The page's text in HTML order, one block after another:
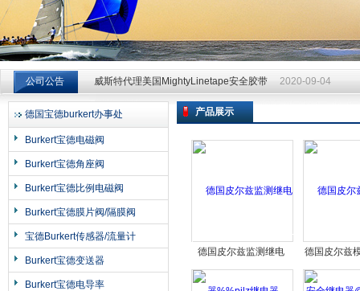
上海申思特自动化设备有限公司
公司公告
威斯特代理美国MightyLinetape安全胶带 2020-09-04
威斯特代理美国MightyLinetape安全胶带 2020-09-04
威斯特代理美国MightyLinetape安全胶带
德国宝德burkert办事处
Burkert宝德电磁阀
Burkert宝德角座阀
Burkert宝德比例电磁阀
Burkert宝德膜片阀/隔膜阀
宝德Burkert传感器/流量计
Burkert宝德变送器
Burkert宝德电导率
产品展示
德国皮尔兹监测继电
器%%pilz继电器
德国皮尔兹
全继电器